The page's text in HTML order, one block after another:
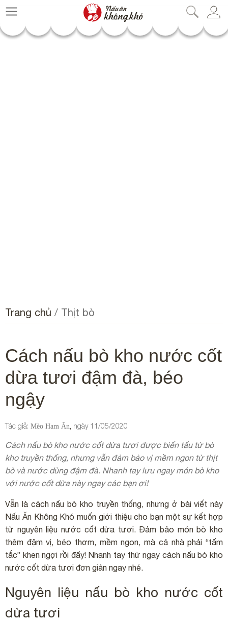
nauankhongkho.vn
Trang chủ / Thịt bò
Cách nấu bò kho nước cốt
dừa tươi đậm đà, béo
ngậy
Tác giả: Mèo Ham Ăn, ngày 11/05/2020
Cách nấu bò kho nước cốt dừa tươi được biến tấu từ bò
kho truyền thống, nhưng vẫn đảm bảo vị mềm ngon từ thịt
bò và nước dùng đậm đà. Nhanh tay lưu ngay món bò kho
với nước cốt dừa này ngay các bạn ơi!
Vẫn là cách nấu bò kho truyền thống, nhưng ở bài viết này
Nấu Ăn Không Khó muốn giới thiệu cho bạn một sự kết hợp
từ nguyên liệu nước cốt dừa tươi. Đảm bảo món bò kho
thêm đậm vị, béo thơm, mềm ngon, mà cả nhà phải “tấm
tắc” khen ngợi rồi đấy! Nhanh tay thử ngay cách nấu bò kho
nước cốt dừa tươi đơn giản ngay nhé.
Nguyên liệu nấu bò kho nước cốt
dừa tươi